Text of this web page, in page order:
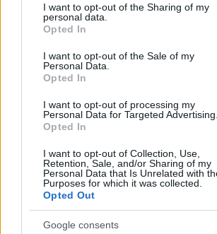
not limited to your visit or usage behaviour.
grant or deny consent to Google and its
use your data for below specified purposes
consent section.
I want to opt-out of the Sharing of my
personal data.
Opted In
I want to opt-out of the Sale of my
Personal Data.
Opted In
I want to opt-out of processing my
Personal Data for Targeted Advertising.
Opted In
I want to opt-out of Collection, Use,
Retention, Sale, and/or Sharing of my
Personal Data that Is Unrelated with
Purposes for which it was collected.
Opted Out
Google consents
Continuez la lecture
INVESTISSEMENTS